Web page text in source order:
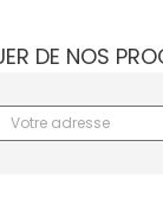
DE NOS